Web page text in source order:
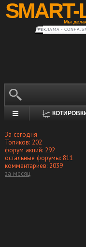
Мы
РЕКЛАМА •
За сегодня
Топиков: 202
форум акций: 292
остальные форумы: 811
комментариев: 2039
за месяц